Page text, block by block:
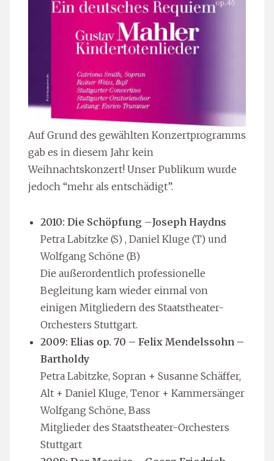
Auf Grund des gewählten Konzertprogramms
gab es in diesem Jahr kein
Weihnachtskonzert! Unser Publikum wurde
jedoch “mehr als entschädigt”.
2010: Die Schöpfung –Joseph Haydns
Petra Labitzke (S) , Daniel Kluge (T) und
Wolfgang Schöne (B)
Die außerordentlich professionelle
Begleitung kam wieder einmal von
einigen Mitgliedern des Staatstheater-
Orchesters Stuttgart.
2009: Elias op. 70 – Felix Mendelssohn –
Bartholdy
Petra Labitzke, Sopran + Susanne Schäffer,
Alt + Daniel Kluge, Tenor + Kammersänger
Wolfgang Schöne, Bass
Mitglieder des Staatstheater-Orchesters
Stuttgart